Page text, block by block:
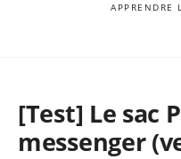
APPRENDRE
[Test] Le sac
messenger